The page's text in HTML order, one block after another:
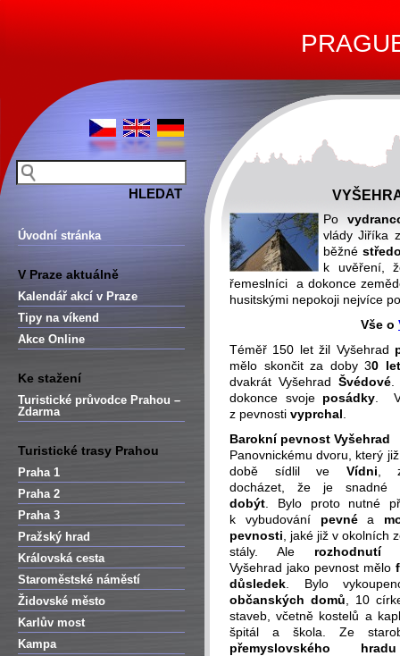
Úvodní stránka
V Praze aktuálně
Kalendář akcí v Praze
Tipy na víkend
Akce Online
Ke stažení
Turistické průvodce Prahou –
Zdarma
Turistické trasy Prahou
Praha 1
Praha 2
Praha 3
Pražský hrad
Královská cesta
Staroměstské náměstí
Židovské město
Karlův most
Kampa
Po
vlády Jiříka
běžné
k
řemeslníci a dokonce
husitskými nepokoji nejvíce
Vše o
Téměř 150 let žil Vyšehrad
mělo skončit za doby 30
dvakrát VyšehradŠvédové
dokonce svoje posádky .
z pevnosti vyprchal
Barokní pevnost Vyšehrad
Panovnickému dvoru, který
době sídlil ve Vídni ,
docházet, že je snadné
dobýt . Bylo proto nutné
k vybudování pevnéa
pevnosti , jaké již v okolních
stály. Ale rozhodnutí
Vyšehrad jako pevnost mělo
důsledek . Bylo
občanských domů , 10
staveb, včetně kostelů a
špitál a škola. Ze
přemyslovského hradu